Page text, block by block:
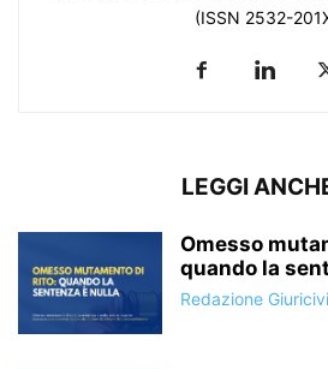
(ISSN 2532-
LEGGI
Omesso
quando la
Redazione